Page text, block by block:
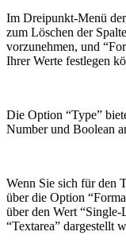
Im Dreipunkt-Menü
zum Löschen der
vorzunehmen, und
Ihrer Werte festlegen
Die Option “Type”
Number und Boolean
Wenn Sie sich für den
über die Option
über den Wert
“Textarea” dargestellt